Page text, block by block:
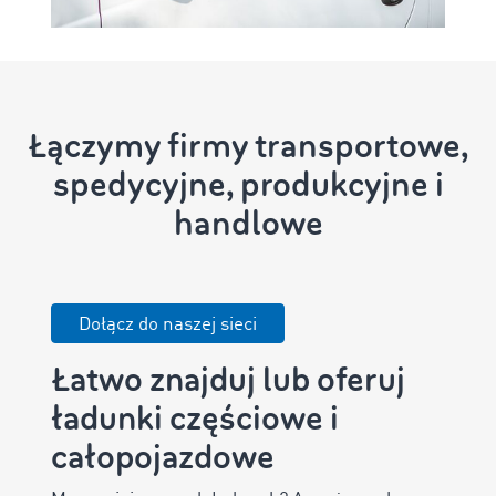
Łączymy firmy transportowe,
spedycyjne, produkcyjne i
handlowe
Łatwo znajduj lub oferuj
ładunki częściowe i
całopojazdowe
Dołącz do naszej sieci